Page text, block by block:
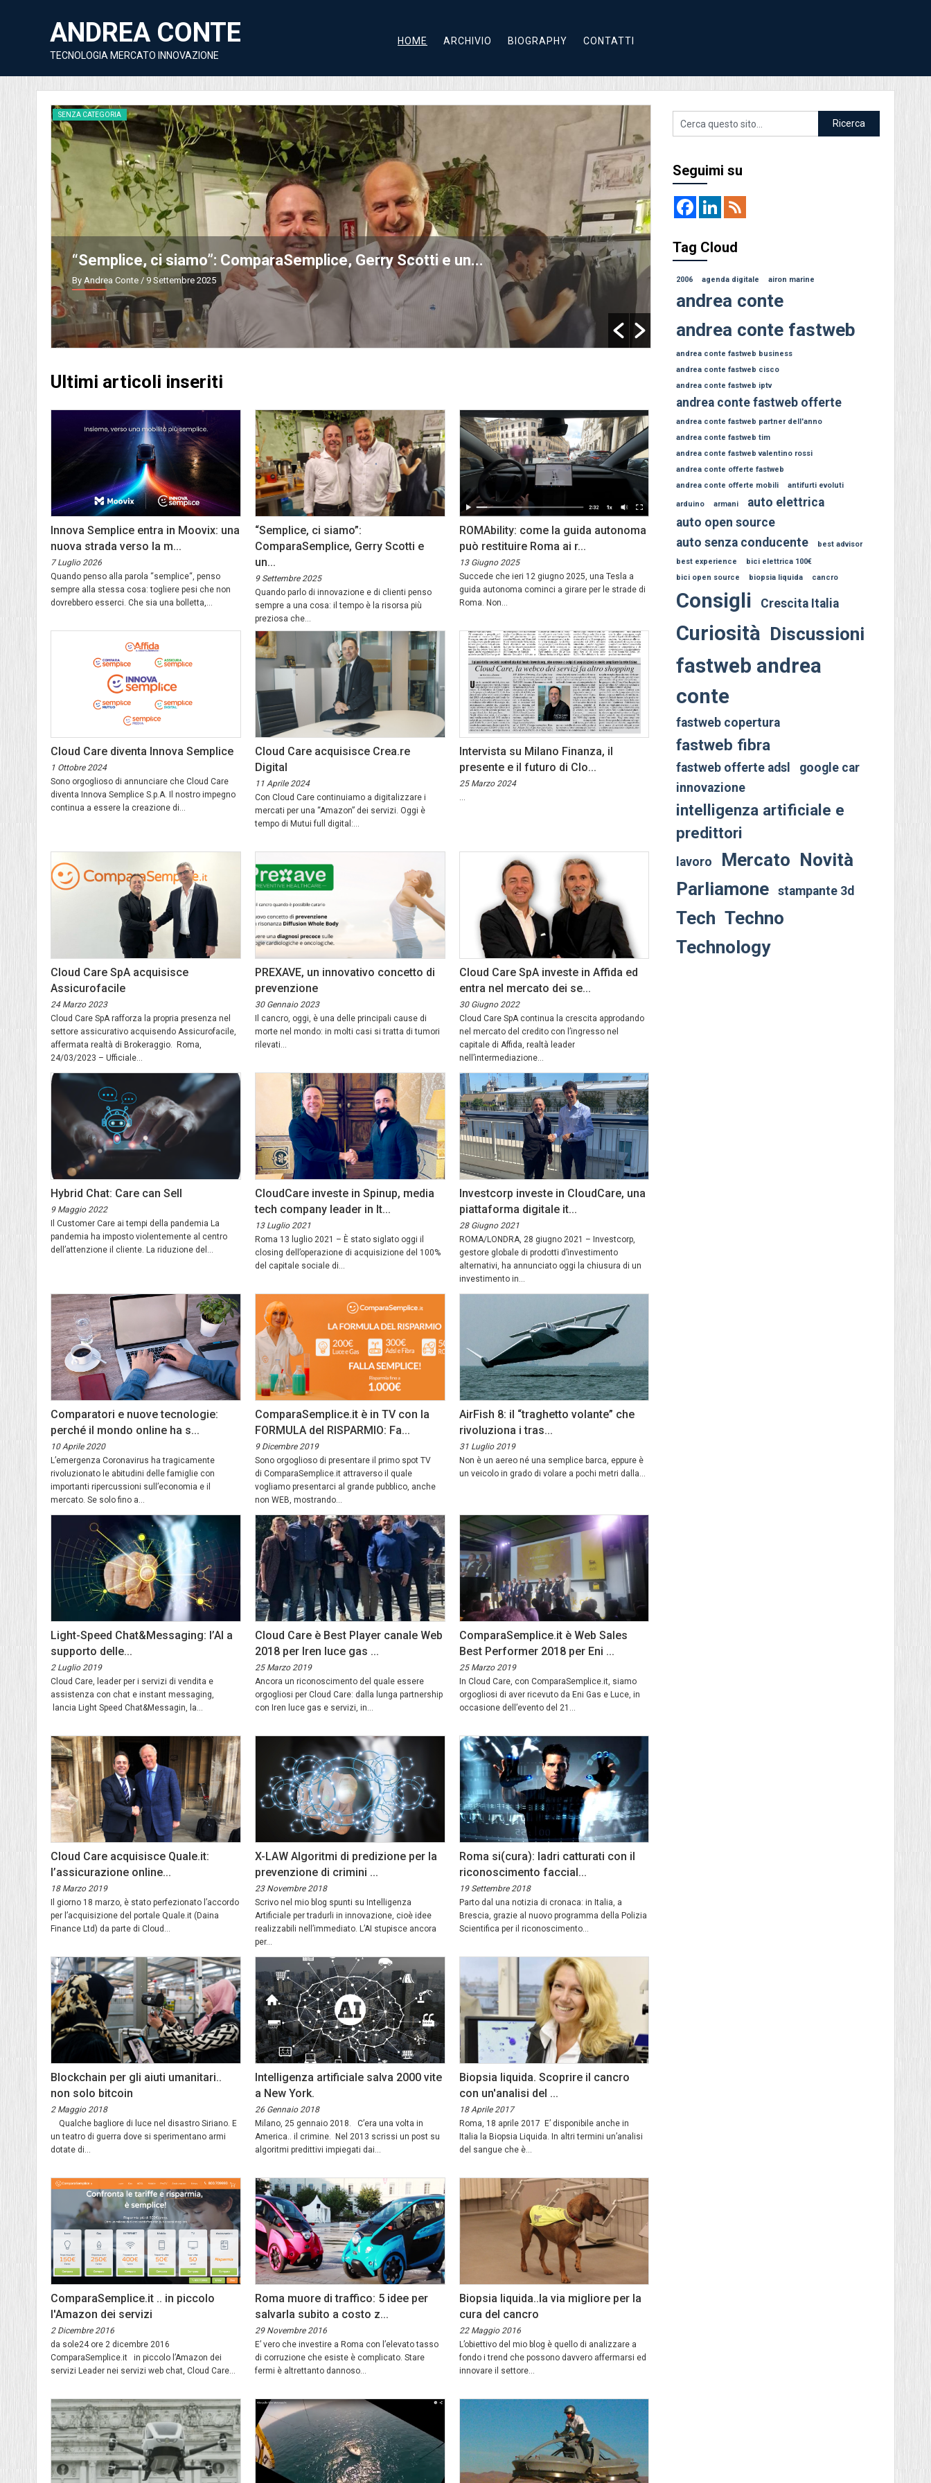
ANDREA CONTE
TECNOLOGIA MERCATO INNOVAZIONE
HOME ARCHIVIO BIOGRAPHY CONTATTI
DISCUSSIONI
ROMAbility: come la guida autonoma può restituire Roma ai r...
By Andrea Conte/ 13 Giugno 2025 By Andrea Conte/ 1 Ottobre 2024
Ultimi articoli inseriti
Innova Semplice entra in Moovix: una
nuova strada verso la m...
7 Luglio 2026
Quando penso alla parola “semplice“, penso
sempre alla stessa cosa: togliere pesi che non
dovrebbero esserci. Che sia una bolletta,...
“Semplice, ci siamo”:
ComparaSemplice, Gerry Scotti e
un...
9 Settembre 2025
Quando parlo di innovazione e di clienti penso
sempre a una cosa: il tempo è la risorsa più
preziosa che...
ROMAbility: come la guida autonoma
può restituire Roma ai r...
13 Giugno 2025
Succede che ieri 12 giugno 2025, una Tesla a
guida autonoma cominci a girare per le strade di
Roma. Non...
Cloud Care diventa Innova Semplice
1 Ottobre 2024
Sono orgoglioso di annunciare che Cloud Care
diventa Innova Semplice S.p.A. Il nostro impegno
continua a essere la creazione di...
Cloud Care acquisisce Crea.re
Digital
11 Aprile 2024
Con Cloud Care continuiamo a digitalizzare i
mercati per una “Amazon” dei servizi. Oggi è
tempo di Mutui full digital:...
Intervista su Milano Finanza, il
presente e il futuro di Clo...
25 Marzo 2024
...
Cloud Care SpA acquisisce
Assicurofacile
24 Marzo 2023
Cloud Care SpA rafforza la propria presenza nel
settore assicurativo acquisendo Assicurofacile,
affermata realtà di Brokeraggio. Roma,
24/03/2023 – Ufficiale...
PREXAVE, un innovativo concetto di
prevenzione
30 Gennaio 2023
Il cancro, oggi, è una delle principali cause di
morte nel mondo: in molti casi si tratta di tumori
rilevati...
Cloud Care SpA investe in Affida ed
entra nel mercato dei se...
30 Giugno 2022
Cloud Care SpA continua la crescita approdando
nel mercato del credito con l’ingresso nel
capitale di Affida, realtà leader
nell’intermediazione...
Hybrid Chat: Care can Sell
9 Maggio 2022
Il Customer Care ai tempi della pandemia La
pandemia ha imposto violentemente al centro
dell’attenzione il cliente. La riduzione del...
CloudCare investe in Spinup, media
tech company leader in It...
13 Luglio 2021
Roma 13 luglio 2021 – È stato siglato oggi il
closing dell’operazione di acquisizione del 100%
del capitale sociale di...
Investcorp investe in CloudCare, una
piattaforma digitale it...
28 Giugno 2021
ROMA/LONDRA, 28 giugno 2021 – Investcorp,
gestore globale di prodotti d’investimento
alternativi, ha annunciato oggi la chiusura di un
investimento in...
Comparatori e nuove tecnologie:
perché il mondo online ha s...
10 Aprile 2020
L’emergenza Coronavirus ha tragicamente
rivoluzionato le abitudini delle famiglie con
importanti ripercussioni sull’economia e il
mercato. Se solo fino a...
ComparaSemplice.it è in TV con la
FORMULA del RISPARMIO: Fa...
9 Dicembre 2019
Sono orgoglioso di presentare il primo spot TV
di ComparaSemplice.it attraverso il quale
vogliamo presentarci al grande pubblico, anche
non WEB, mostrando...
AirFish 8: il “traghetto volante” che
rivoluziona i tras...
31 Luglio 2019
Non è un aereo né una semplice barca, eppure è
un veicolo in grado di volare a pochi metri dalla...
Light-Speed Chat&Messaging: l’AI a
supporto delle...
2 Luglio 2019
Cloud Care, leader per i servizi di vendita e
assistenza con chat e instant messaging,
lancia Light Speed Chat&Messagin, la...
Cloud Care è Best Player canale Web
2018 per Iren luce gas ...
25 Marzo 2019
Ancora un riconoscimento del quale essere
orgogliosi per Cloud Care: dalla lunga partnership
con Iren luce gas e servizi, in...
ComparaSemplice.it è Web Sales
Best Performer 2018 per Eni ...
25 Marzo 2019
In Cloud Care, con ComparaSemplice.it, siamo
orgogliosi di aver ricevuto da Eni Gas e Luce, in
occasione dell’evento del 21...
Cloud Care acquisisce Quale.it:
l’assicurazione online...
18 Marzo 2019
Il giorno 18 marzo, è stato perfezionato l’accordo
per l’acquisizione del portale Quale.it (Daina
Finance Ltd) da parte di Cloud...
X-LAW Algoritmi di predizione per la
prevenzione di crimini ...
23 Novembre 2018
Scrivo nel mio blog spunti su Intelligenza
Artificiale per tradurli in innovazione, cioè idee
realizzabili nell’immediato. L’AI stupisce ancora
per...
Roma si(cura): ladri catturati con il
riconoscimento faccial...
19 Settembre 2018
Parto dal una notizia di cronaca: in Italia, a
Brescia, grazie al nuovo programma della Polizia
Scientifica per il riconoscimento...
Blockchain per gli aiuti umanitari..
non solo bitcoin
2 Maggio 2018
Qualche bagliore di luce nel disastro Siriano. E
un teatro di guerra dove si sperimentano armi
dotate di...
Intelligenza artificiale salva 2000 vite
a New York.
26 Gennaio 2018
Milano, 25 gennaio 2018. C’era una volta in
America.. il crimine. Nel 2013 scrissi un post su
algoritmi predittivi impiegati dai...
Biopsia liquida. Scoprire il cancro
con un'analisi del ...
18 Aprile 2017
Roma, 18 aprile 2017 E’ disponibile anche in
Italia la Biopsia Liquida. In altri termini un’analisi
del sangue che è...
ComparaSemplice.it .. in piccolo
l'Amazon dei servizi
2 Dicembre 2016
da sole24 ore 2 dicembre 2016
ComparaSemplice.it in piccolo l’Amazon dei
servizi Leader nei servizi web chat, Cloud Care...
Roma muore di traffico: 5 idee per
salvarla subito a costo z...
29 Novembre 2016
E’ vero che investire a Roma con l’elevato tasso
di corruzione che esiste è complicato. Stare
fermi è altrettanto dannoso...
Biopsia liquida..la via migliore per la
cura del cancro
22 Maggio 2016
L’obiettivo del mio blog è quello di analizzare a
fondo i trend che possono davvero affermarsi ed
innovare il settore...
Seguimi su
Tag Cloud
2006 agenda digitale airon marine
andrea conte
andrea conte fastweb
andrea conte fastweb business
andrea conte fastweb cisco
andrea conte fastweb iptv
andrea conte fastweb offerte
andrea conte fastweb partner dell'anno
andrea conte fastweb tim
andrea conte fastweb valentino rossi
andrea conte offerte fastweb
andrea conte offerte mobili
antifurti evoluti
arduino armani
auto elettrica
auto open source
auto senza conducente
best advisor
best experience
bici elettrica 100€
bici open source
biopsia liquida cancro
Consigli Crescita Italia
Curiosità Discussioni
fastweb andrea
conte
fastweb copertura
fastweb fibra
fastweb offerte adsl
google car
innovazione
intelligenza artificiale e
predittori
lavoro Mercato Novità
Parliamone
stampante 3d
Tech Techno
Technology